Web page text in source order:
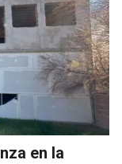
en la